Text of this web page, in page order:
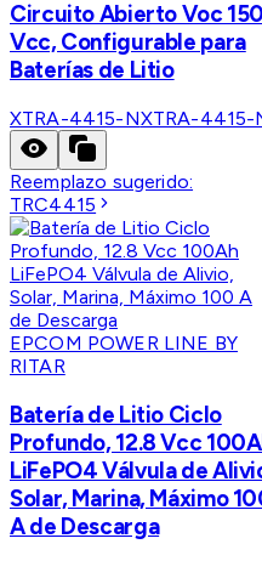
Circuito Abierto Voc 150
Vcc, Configurable para
Baterías de Litio
XTRA-4415-NXTRA-4415-
Reemplazo sugerido:
TRC4415
EPCOM POWER LINE BY
RITAR
Batería de Litio Ciclo
Profundo, 12.8 Vcc
LiFePO4 Válvula de
Solar, Marina, Máximo
A de Descarga